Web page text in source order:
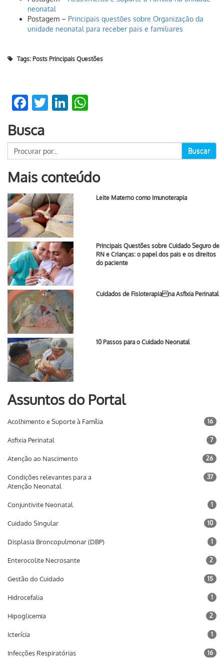
neonatal
Postagem – Principais questões sobre Organização da
unidade neonatal para receber pais e familiares
Tags: Posts Principais Questões
Facebook
TwitterLinkedIn
Busca
Buscar
Mais conteúdo
Leite Materno como Imunoterapia
Principais Questões sobre Cuidado Seguro de
RN e Crianças: o papel dos pais e os direitos
do paciente
Cuidados de Fisioterapia na Asfixia Perinatal
10 Passos para o Cuidado Neonatal
Assuntos do Portal
Acolhimento e Suporte à Família 16
Asfixia Perinatal 7
Atenção ao Nascimento 26
Condições relevantes para a
Atenção Neonatal
37
Conjuntivite Neonatal 1
Cuidado Singular 10
Displasia Broncopulmonar (DBP) 1
Enterocolite Necrosante 2
Gestão do Cuidado 15
Hidrocefalia 1
Hipoglicemia 2
Icterícia 1
Infecções Respiratórias 16